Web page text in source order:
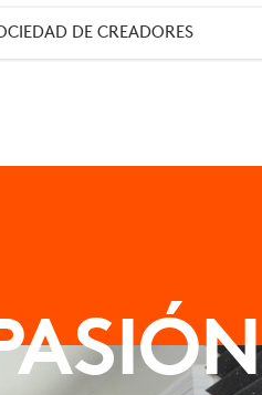
DE CREADORES